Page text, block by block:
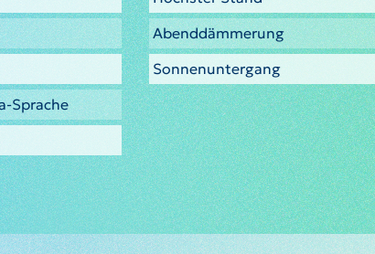
Sprache
Abenddämmerung
Sonnenuntergang